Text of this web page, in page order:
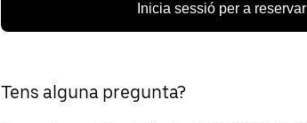
Inicia sessió per a reservar
Tens alguna pregunta?